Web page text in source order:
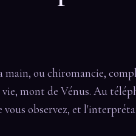
main, ou chiromancie,
mont de Vénus. Au
vous observez, et